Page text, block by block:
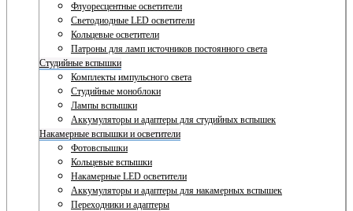
Флуоресцентные осветители
Светодиодные LED осветители
Кольцевые осветители
Патроны для ламп источников постоянного света
Студийные вспышки
Комплекты импульсного света
Студийные моноблоки
Лампы вспышки
Аккумуляторы и адаптеры для студийных вспышек
Накамерные вспышки и осветители
Фотовспышки
Кольцевые вспышки
Накамерные LED осветители
Аккумуляторы и адаптеры для накамерных вспышек
Переходники и адаптеры